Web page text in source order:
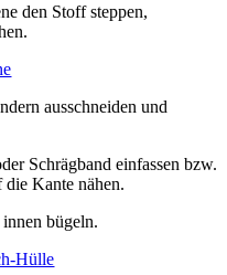
den Stoff steppen,
ausschneiden und
Schrägband einfassen bzw.
Kante nähen.
bügeln.